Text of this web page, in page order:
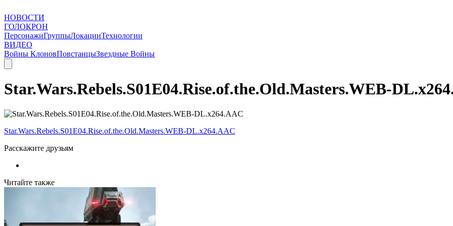
НОВОСТИ
ГОЛОКРОН
ПерсонажиГруппыЛокацииТехнологии
ВИДЕО
Войны КлоновПовстанцыЗвездные Войны
Star.Wars.Rebels.S01E04.Rise.of.the.Old.Masters.WEB-
Star.Wars.Rebels.S01E04.Rise.of.the.Old.Masters.WEB-DL.x264.AAC
Расскажите друзьям
Читайте также